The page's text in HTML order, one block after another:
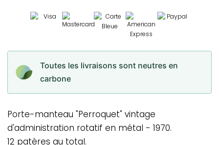
Toutes les livraisons sont neutres en
carbone
Porte-manteau "Perroquet" vintage
d'administration rotatif en métal - 1970.
12 patères au total.